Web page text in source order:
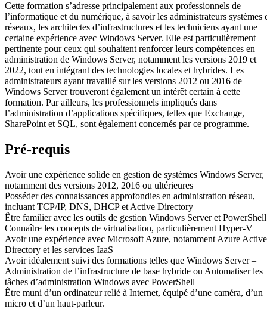
Cette formation s’adresse principalement aux professionnels de
l’informatique et du numérique, à savoir les administrateurs systèmes
réseaux, les architectes d’infrastructures et les techniciens ayant une
certaine expérience avec Windows Server. Elle est particulièrement
pertinente pour ceux qui souhaitent renforcer leurs compétences en
administration de Windows Server, notamment les versions 2019 et
2022, tout en intégrant des technologies locales et hybrides. Les
administrateurs ayant travaillé sur les versions 2012 ou 2016 de
Windows Server trouveront également un intérêt certain à cette
formation. Par ailleurs, les professionnels impliqués dans
l’administration d’applications spécifiques, telles que Exchange,
SharePoint et SQL, sont également concernés par ce programme.
Pré-requis
Avoir une expérience solide en gestion de systèmes Windows Server,
notamment des versions 2012, 2016 ou ultérieures
Posséder des connaissances approfondies en administration réseau,
incluant TCP/IP, DNS, DHCP et Active Directory
Être familier avec les outils de gestion Windows Server et PowerShell
Connaître les concepts de virtualisation, particulièrement Hyper-V
Avoir une expérience avec Microsoft Azure, notamment Azure Active
Directory et les services IaaS
Avoir idéalement suivi des formations telles que Windows Server –
Administration de l’infrastructure de base hybride ou Automatiser les
tâches d’administration Windows avec PowerShell
Être muni d’un ordinateur relié à Internet, équipé d’une caméra, d’un
micro et d’un haut-parleur.